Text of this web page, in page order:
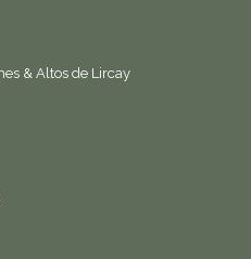
& Altos de Lircay